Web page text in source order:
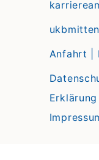
Anfahrt |